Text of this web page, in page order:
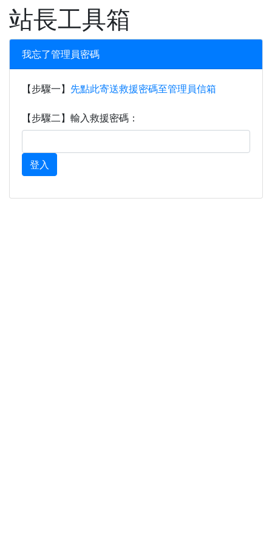
XOOPS
站長工具箱
我忘了管理員密碼
【步驟一】 先點此寄送救援密碼至管理員信箱
【步驟二】輸入救援密碼：
登入